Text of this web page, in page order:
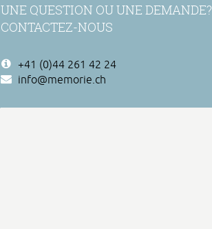
UNE QUESTION OU UNE DEMANDE?
CONTACTEZ-NOUS
+41 (0)44 261 42 24
info@memorie.ch